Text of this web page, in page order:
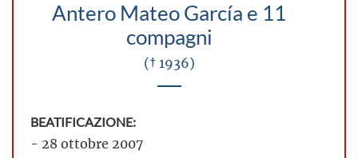
Antero Mateo García e 11
compagni
(† 1936)
BEATIFICAZIONE:
- 28 ottobre 2007